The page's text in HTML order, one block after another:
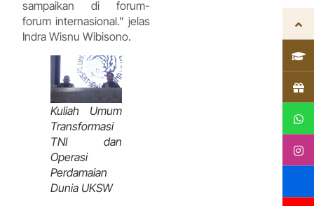
sampaikan di forum-
forum internasional.” jelas
Indra Wisnu Wibisono.
Kuliah Umum
Transformasi
TNI dan
Operasi
Perdamaian
Dunia UKSW